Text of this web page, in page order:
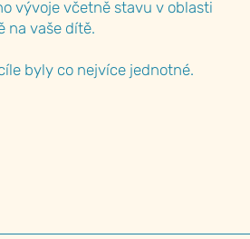
vývoje včetně stavu v oblasti
na vaše dítě.
byly co nejvíce jednotné.